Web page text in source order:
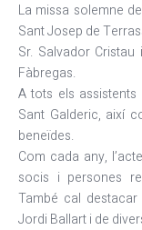
La missa solemne
Sant Josep de
Sr. Salvador
Fàbregas.
A tots els
Sant Galderic, així
beneïdes.
Com cada any,
socis i persones
També cal destacar
Jordi Ballart i de